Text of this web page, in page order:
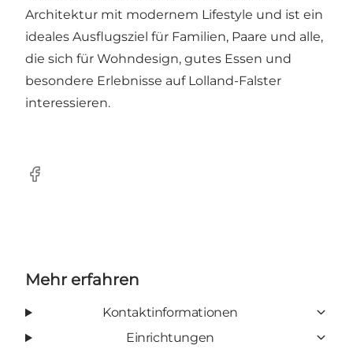
Architektur mit modernem Lifestyle und ist ein
ideales Ausflugsziel für Familien, Paare und alle,
die sich für Wohndesign, gutes Essen und
besondere Erlebnisse auf Lolland-Falster
interessieren.
Facebook
Mehr erfahren
Kontaktinformationen
Einrichtungen